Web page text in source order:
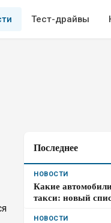
Тест-драйвы
Последнее
НОВОСТИ
Какие
такси: новый
НОВОСТИ